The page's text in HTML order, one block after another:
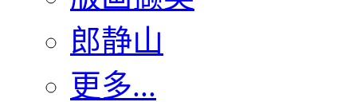
郎静山
更多...